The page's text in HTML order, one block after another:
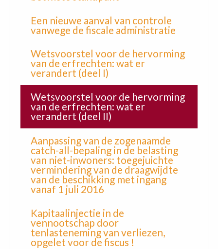
Een nieuwe aanval van controle
vanwege de fiscale administratie
Wetsvoorstel voor de hervorming
van de erfrechten: wat er
verandert (deel I)
Wetsvoorstel voor de hervorming
van de erfrechten: wat er
verandert (deel II)
Aanpassing van de zogenaamde
catch-all-bepaling in de belasting
van niet-inwoners: toegejuichte
vermindering van de draagwijdte
van de beschikking met ingang
vanaf 1 juli 2016
Kapitaalinjectie in de
vennootschap door
tenlasteneming van verliezen,
opgelet voor de fiscus !